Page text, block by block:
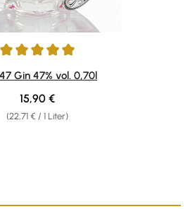
von 5 von 5 Sternen
Gin 47% vol. 0,70l
(22,71 € / 1 Liter)
Regulärer Preis:
15,90 €